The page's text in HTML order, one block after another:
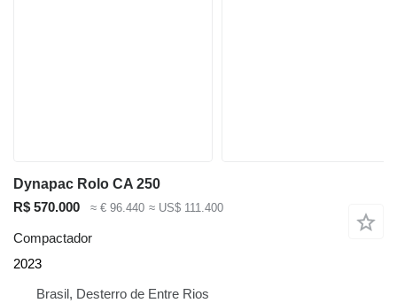
Dynapac Rolo CA 250
R$ 570.000
≈ € 96.440 ≈ US$ 111.400
Compactador
2023
Brasil, Desterro de Entre Rios